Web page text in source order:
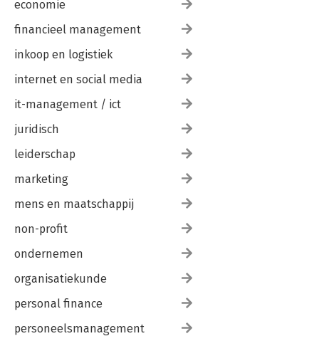
economie
financieel management
inkoop en logistiek
internet en social media
it-management / ict
juridisch
leiderschap
marketing
mens en maatschappij
non-profit
ondernemen
organisatiekunde
personal finance
personeelsmanagement